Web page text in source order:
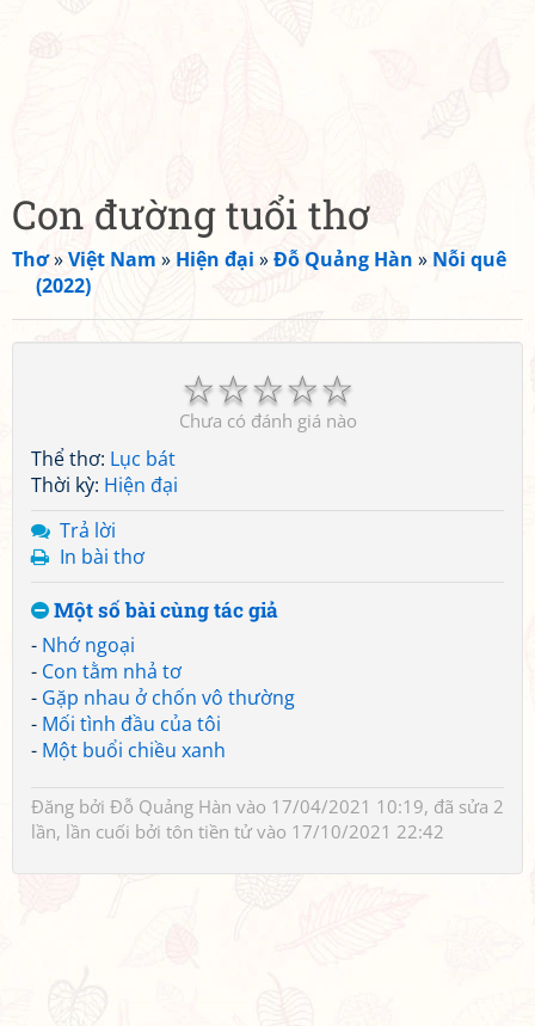
Con đường tuổi thơ
Thơ»Việt Nam » Hiện đại »Đỗ Quảng Hàn » Nỗi quê
(2022)
☆
☆
☆
☆
☆
Chưa có đánh giá nào
Thể thơ: Lục bát
Thời kỳ: Hiện đại
Trả lời
In bài thơ
Một số bài cùng tác giả
- Nhớ ngoại
- Con tằm nhả tơ
- Gặp nhau ở chốn vô thường
- Mối tình đầu của tôi
- Một buổi chiều xanh
Đăng bởi Đỗ Quảng Hàn vào 17/04/2021 10:19, đã sửa 2
lần, lần cuối bởi tôn tiền tửvào 17/10/2021 22:42